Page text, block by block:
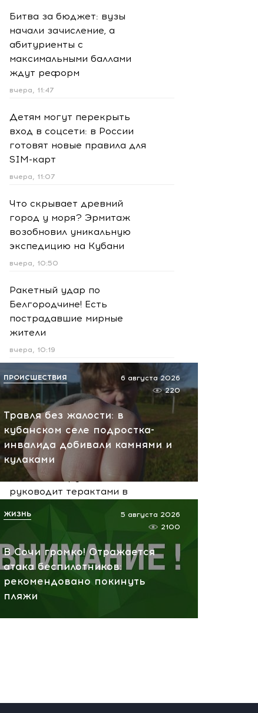
Битва за бюджет: вузы
начали зачисление, а
абитуриенты с
максимальными баллами
ждут реформ
вчера, 11:47
Детям могут перекрыть
вход в соцсети: в России
готовят новые правила для
SIM-карт
вчера, 11:07
Что скрывает древний
город у моря? Эрмитаж
возобновил уникальную
экспедицию на Кубани
вчера, 10:50
Ракетный удар по
Белгородчине! Есть
пострадавшие мирные
жители
вчера, 10:19
Срочно! В Геленджике и
Новороссийске громко -
работает ПВО:
рекомендуется уйти с
пляжей
вчера, 10:13
НАТО планирует и
руководит терактами в
заявление хакеров
Травля без жалости: в
кубанском селе подростка-
инвалида добивали камнями и
кулаками
6 августа 2026
220
ПРОИСШЕСТВИЯ
В Сочи громко! Отражается
атака беспилотников:
рекомендовано покинуть
пляжи
5 августа 2026
2100
ЖИЗНЬ